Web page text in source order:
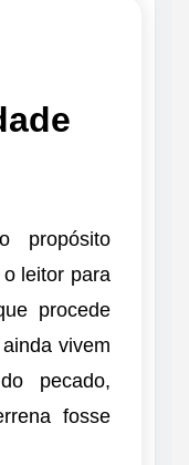
propósito
leitor para
procede
vivem
pecado,
fosse